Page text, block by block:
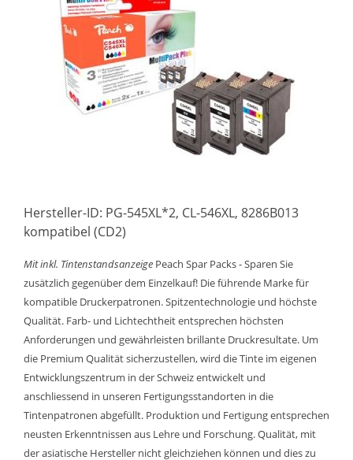
Hersteller-ID: PG-545XL*2, CL-546XL, 8286B013
kompatibel (CD2)
Mit inkl. Tintenstandsanzeige Peach Spar Packs - Sparen Sie
zusätzlich gegenüber dem Einzelkauf! Die führende Marke für
kompatible Druckerpatronen. Spitzentechnologie und höchste
Qualität. Farb- und Lichtechtheit entsprechen höchsten
Anforderungen und gewährleisten brillante Druckresultate. Um
die Premium Qualität sicherzustellen, wird die Tinte im eigenen
Entwicklungszentrum in der Schweiz entwickelt und
anschliessend in unseren Fertigungsstandorten in die
Tintenpatronen abgefüllt. Produktion und Fertigung entsprechen
neusten Erkenntnissen aus Lehre und Forschung. Qualität, mit
der asiatische Hersteller nicht gleichziehen können und dies zu